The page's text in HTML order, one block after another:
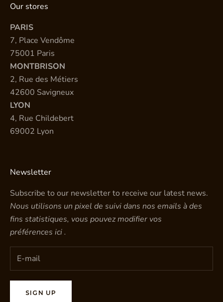
Our stores
PARIS
7, Place Vendôme
75001 Paris
MONTBRISON
2, Rue des Métiers
42600 Savigneux
LYON
4, Rue Childebert
69002 Lyon
Newsletter
Subscribe to our newsletter to receive our latest news.
Nous utilisons un pixel de suivi dans nos emails à des
fins statistiques, vous pouvez modifier vos
préférences ici.
SIGN UP